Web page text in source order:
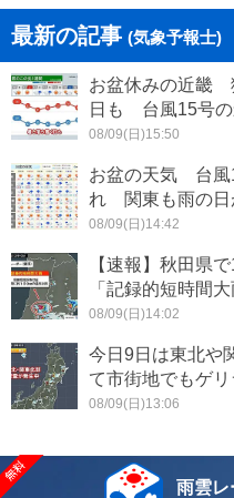
最新の記事 (気象予報士)
お盆休みの近畿
日も 台風15号
08/09(日)15:50
お盆の天気 台風
れ 関東も雨の日
08/09(日)14:42
【速報】秋田県
「記録的短時間
08/09(日)14:02
今日9日は東北や
て市街地でもゲ
08/09(日)13:06
雨雲レ